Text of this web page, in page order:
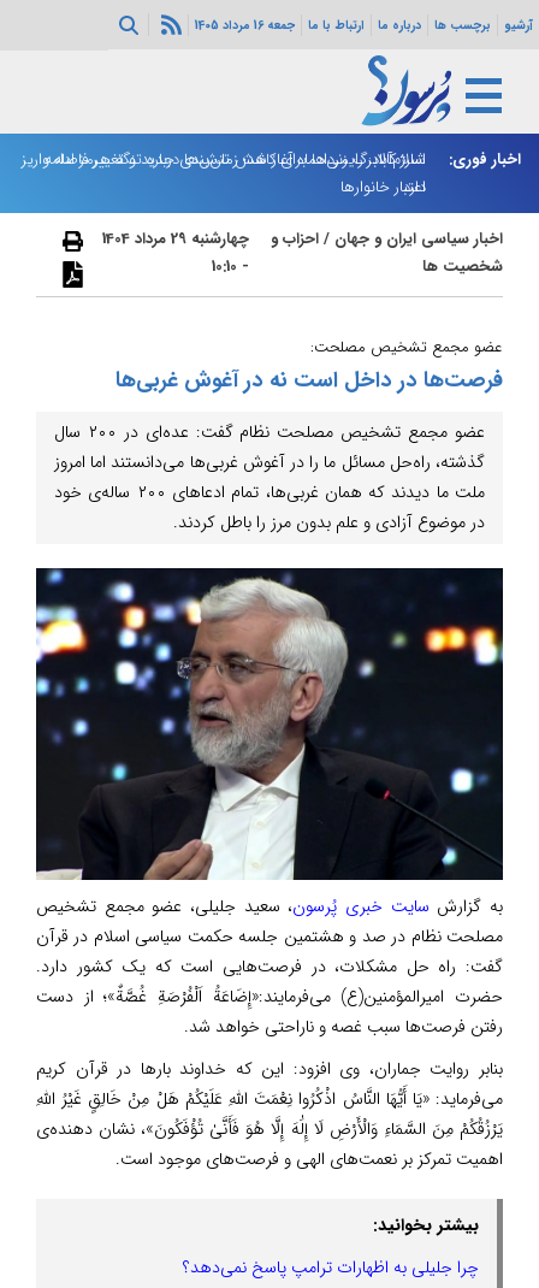
آرشیو برچسب ها درباره ما ارتباط با ما جمعه 16 مرداد 1405
اخبار فوری:
اسلام‌آباد: رایزنی‌ها برای کاهش تنش‌ها درباره تنگه هرمز ادامه
دارد
شارژ کالابرگ مردادماه آغاز شد؛ زمان‌بندی جدید و تغییر فاصله واریز
اعتبار خانوارها
اخبار سیاسی ایران و جهان /احزاب و
شخصیت ها
چهارشنبه 29 مرداد 1404
- 10:10
عضو مجمع تشخیص مصلحت:
فرصت‌ها در داخل است نه در آغوش غربی‌ها
عضو مجمع تشخیص مصلحت نظام گفت: عده‌ای در ۲۰۰ سال
گذشته، راه‌حل مسائل ما را در آغوش غربی‌ها می‌دانستند اما امروز
ملت ما دیدند که همان غربی‌ها، تمام ادعاهای ۲۰۰ ساله‌ی خود
در موضوع آزادی و علم بدون مرز را باطل کردند.
به گزارش سایت خبری پُرسون، سعید جلیلی، عضو مجمع تشخیص
مصلحت نظام در صد و هشتمین جلسه حکمت سیاسی اسلام در قرآن
گفت: راه حل مشکلات، در فرصت‌هایی است که یک کشور دارد.
حضرت امیرالمؤمنین(ع) می‌فرمایند:«إِضَاعَةُ اَلْفُرْصَةِ غُصَّةٌ»؛ از دست
رفتن فرصت‌ها سبب غصه و ناراحتی خواهد شد.
ب️نابر روایت جماران، وی افزود: این که خداوند بارها در قرآن کریم
می‌فرماید: «یَا أَیُّهَا النَّاسُ اذْکُرُوا نِعْمَتَ اللَّهِ عَلَیْکُمْ هَلْ مِنْ خَالِقٍ غَیْرُ اللَّهِ
یَرْزُقُکُمْ مِنَ السَّمَاءِ وَالْأَرْضِ لَا إِلَٰهَ إِلَّا هُوَ فَأَنَّیٰ تُؤْفَکُونَ»، نشان دهنده‌ی
اهمیت تمرکز بر نعمت‌های الهی و فرصت‌های موجود است.
بیشتر بخوانید:
چرا جلیلی به اظهارات ترامپ پاسخ نمی‌دهد؟